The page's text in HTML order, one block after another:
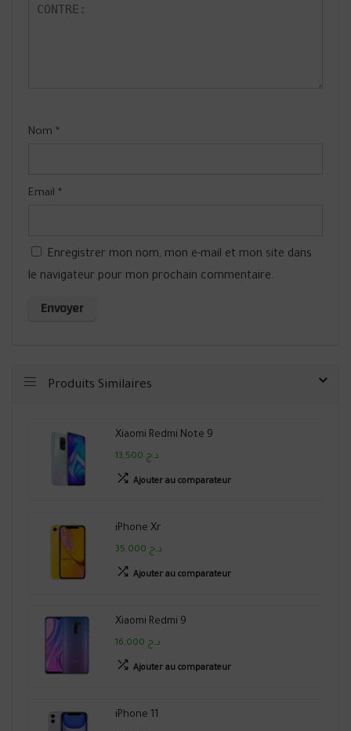
Nom *
Email *
Enregistrer mon nom, mon e-mail et mon site dans
le navigateur pour mon prochain commentaire.
Produits Similaires
Xiaomi Redmi Note 9
13,500 د.ج
Ajouter au comparateur
iPhone Xr
35,000 د.ج
Ajouter au comparateur
Xiaomi Redmi 9
16,000 د.ج
Ajouter au comparateur
iPhone 11